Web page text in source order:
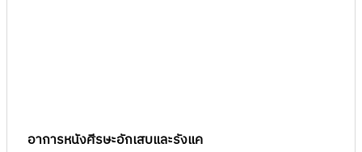
อาการหนังศีรษะอักเสบและรังแค